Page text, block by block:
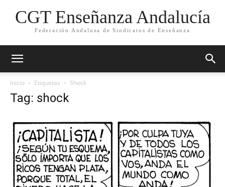
CGT Enseñanza Andalucía
Federación Andaluza de Sindicatos de Enseñanza
Inicio Etiquetas Shock
Tag: shock